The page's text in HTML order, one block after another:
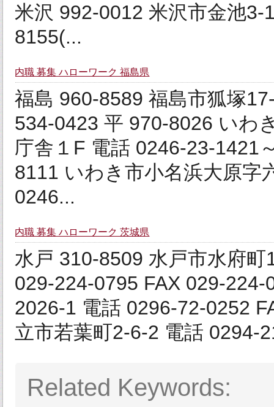
米沢 992‐0012 米沢市金池
8155(...
内職 募集 ハローワーク 福島県
福島 960‐8589 福島市狐塚
534-0423 平 970‐8026 いわ
庁舎１F 電話 0246-23-1421
8111 いわき市小名浜大原字
0246...
内職 募集 ハローワーク 茨城県
水戸 310‐8509 水戸市水府
029-224-0795 FAX 029-
2026‐1 電話 0296-72-0252
立市若葉町2‐6‐2 電話 0294-
Related Keywords: